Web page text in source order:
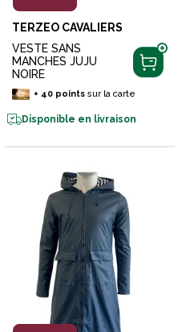
TERZEO CAVALIERS
VESTE SANS
MANCHES JUJU
NOIRE
+ 40pointssur la carte
Disponible en livraison